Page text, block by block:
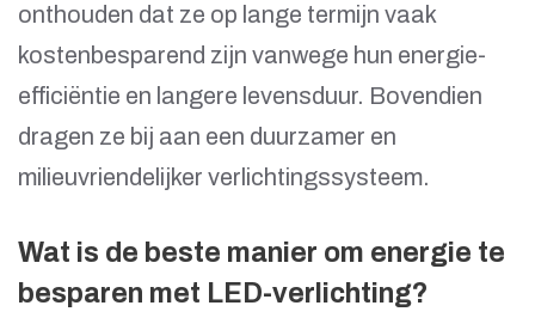
onthouden dat ze op lange termijn vaak
kostenbesparend zijn vanwege hun energie-
efficiëntie en langere levensduur. Bovendien
dragen ze bij aan een duurzamer en
milieuvriendelijker verlichtingssysteem.
Wat is de beste manier om energie te
besparen met LED-verlichting?